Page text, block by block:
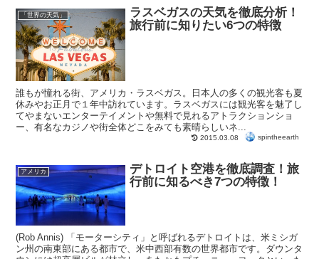
「世界の天気」
ラスベガスの天気を徹底分析！
旅行前に知りたい6つの特徴
誰もが憧れる街、アメリカ・ラスベガス。日本人の多くの観光客も夏
休みやお正月で１年中訪れています。ラスベガスには観光客を魅了し
てやまないエンターテイメントや無料で見れるアトラクションショ
ー、有名なカジノや街全体どこをみても素晴らしいネ...
2015.03.08 spintheearth
アメリカ
デトロイト空港を徹底調査！旅
行前に知るべき7つの特徴！
(Rob Annis) 「モーターシティ」と呼ばれるデトロイトは、米ミシガ
ン州の南東部にある都市で、米中西部有数の世界都市です。ダウンタ